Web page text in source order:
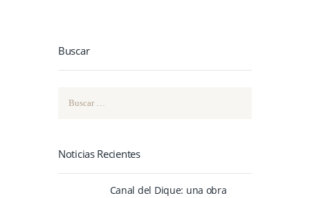
Buscar
Noticias Recientes
Canal del Dique: una obra